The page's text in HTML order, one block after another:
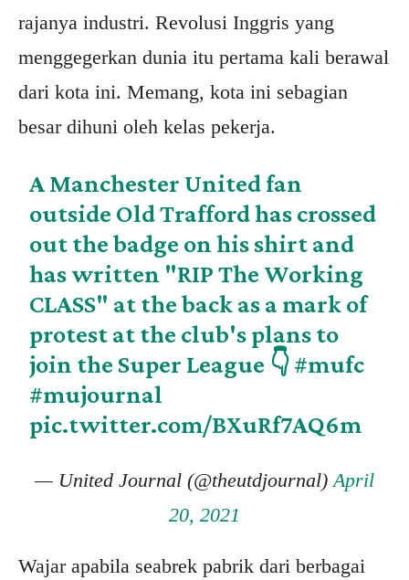
rajanya industri. Revolusi Inggris yang
menggegerkan dunia itu pertama kali berawal
dari kota ini. Memang, kota ini sebagian
besar dihuni oleh kelas pekerja.
A Manchester United fan
outside Old Trafford has crossed
out the badge on his shirt and
has written "RIP The Working
CLASS" at the back as a mark of
protest at the club's plans to
join the Super League 👇#mufc
#mujournal
pic.twitter.com/BXuRf7AQ6m
— United Journal (@theutdjournal)April
20, 2021
Wajar apabila seabrek pabrik dari berbagai